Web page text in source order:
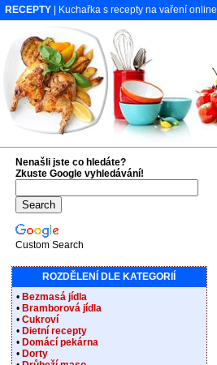
RECEPTY | Kuchařka s recepty na vaření online
Nenašli jste co hledáte?
Zkuste Google vyhledávání!
Custom Search
ROZDĚLENÍ DLE KATEGORIÍ
• Bezmasá jídla
• Bramborová jídla
• Cukroví
• Dietní recepty
• Domácí pekárna
• Dorty